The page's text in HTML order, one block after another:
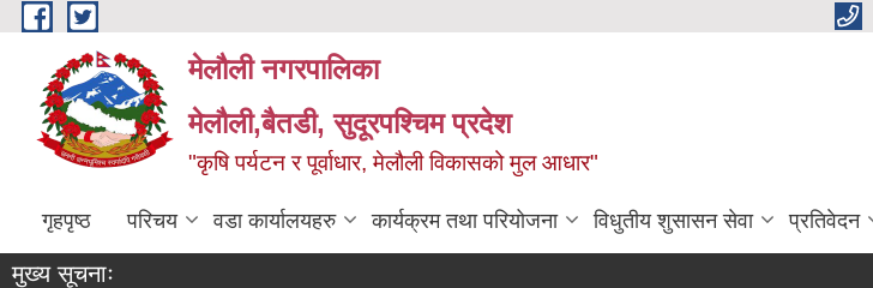
Skip to main content
मेलौली नगरपालिका
मेलौली,बैतडी, सुदूरपश्‍चिम प्रदेश
"कृषि पर्यटन र पूर्वाधार, मेलौली विकासको मुल आधार"
गृहपृष्ठ परिचय वडा कार्यालयहरु कार्यक्रम तथा परियोजना विधुतीय शुसासन सेवा प्रतिवेदन
मुख्य सूचनाः